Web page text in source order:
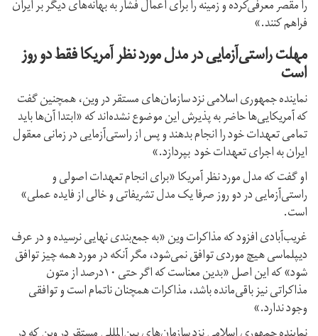
را مقصر معرفی‌کرده و زمینه را برای اعمال فشار به بهانه‌های دیگر بر ایران
فراهم کنند.»
مهلت راستی‌آزمایی در مدل مورد نظر آمریکا فقط دو روز
است
نماینده جمهوری اسلامی نزد سازمان‌های مستقر در وین، همچنین گفت
که آمریکایی‌ها حاضر به پذیرش این موضوع نشده‌اند که «ابتدا آن‌ها باید
تمامی تعهدات خود را انجام بدهند و پس از راستی‌آزمایی در زمانی معقول
ایران به اجرای تعهدات خود بپردازد.»
او گفت که مدل مورد نظر آمریکا «برای انجام تعهدات اصولی و
راستی‌آزمایی در دو روز صرفا یک مدل تشریفاتی و خالی از فایده‌ عملی»
است.
غریب‌آبادی افزود که مذاکرات وین «به جمع‌بندی نهایی نرسیده و در عرف
دیپلماسی هیچ موردی توافق نمی‌شود، مگر آنکه در مورد همه چیز توافق
شود» که این اصل «بدین معناست که اگر حتی ۱۰درصد از متون
مذاکراتی نیز باقی‌مانده باشد، مذاکرات همچنان ناتمام است و توافقی
وجود ندارد.»